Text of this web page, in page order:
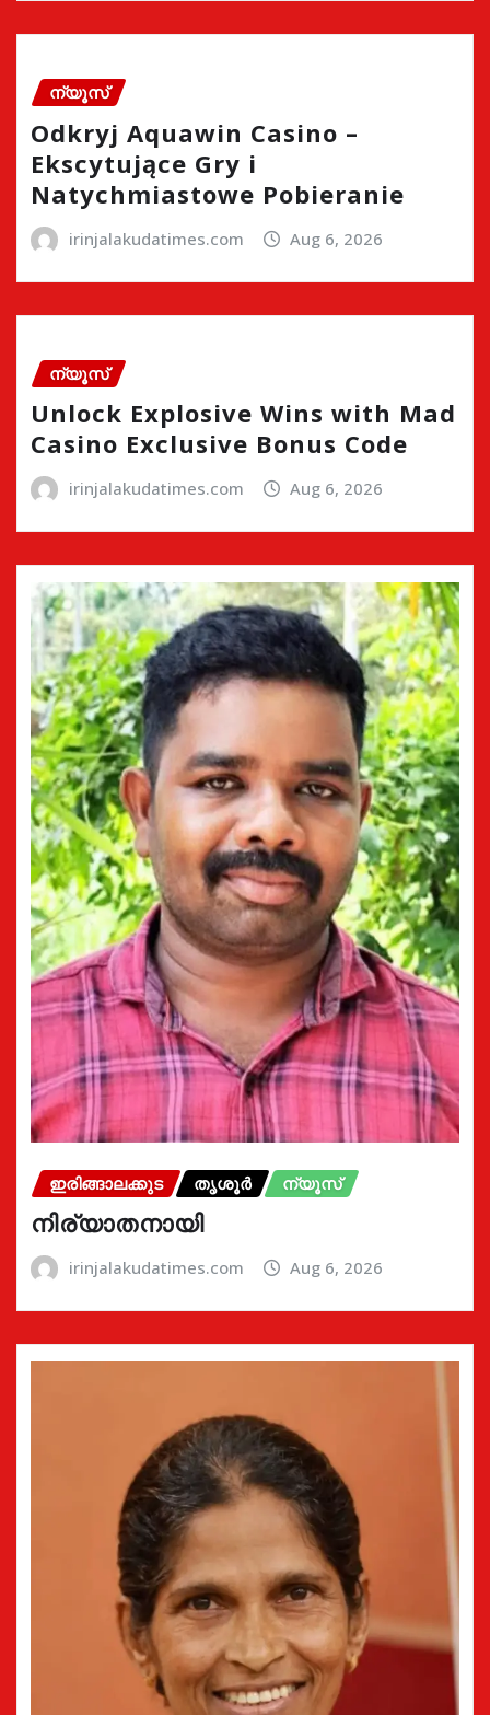
ന്യൂസ്
Odkryj Aquawin Casino –
Ekscytujące Gry i
Natychmiastowe Pobieranie
irinjalakudatimes.com Aug 6, 2026
ന്യൂസ്
Unlock Explosive Wins with Mad
Casino Exclusive Bonus Code
irinjalakudatimes.com Aug 6, 2026
ഇരിങ്ങാലക്കുട തൃശൂർ ന്യൂസ്
നിര്യാതനായി
irinjalakudatimes.com Aug 6, 2026